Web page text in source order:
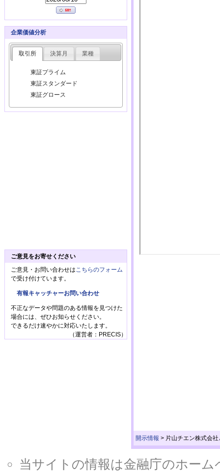
開示情報 > 片山チエン株式会
企業価値分析
取引所 決算月 業種
東証プライム
東証スタンダード
東証グロース
ご意見をお寄せください
ご意見・お問い合わせは こちらのフォーム
で受け付けています。
有報キャッチャーお問い合わせ
不正なデータや問題のある情報を見つけた
場合には、ぜひお知らせください。
できるだけ速やかに対応いたします。
（運営者：PRECIS）
当サイトの情報は金融庁のホー